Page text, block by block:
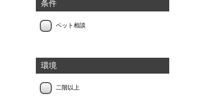
条件
ペット相談
環境
二階以上